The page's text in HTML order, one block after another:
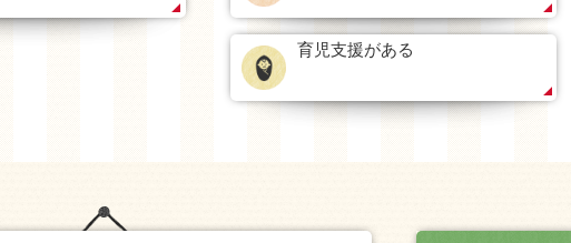
育児支援がある